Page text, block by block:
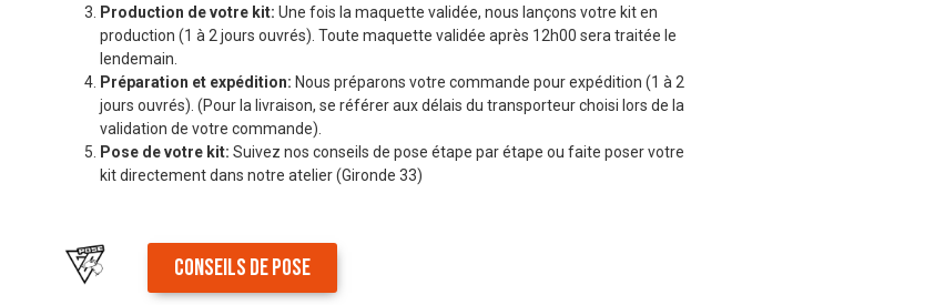
Production de votre kit: Une fois la maquette validée, nous lançons votre kit en
production (1 à 2 jours ouvrés). Toute maquette validée après 12h00 sera traitée le
lendemain.
Préparation et expédition: Nous préparons votre commande pour expédition (1 à 2
jours ouvrés). (Pour la livraison, se référer aux délais du transporteur choisi lors de la
validation de votre commande).
Pose de votre kit: Suivez nos conseils de pose étape par étape ou faite poser votre
kit directement dans notre atelier (Gironde 33)
CONSEILS DE POSE